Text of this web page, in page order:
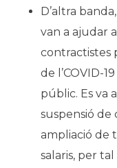
D’altra
van a ajudar
contractistes
de l’COVID-
públic. Es va
suspensió de
ampliació de
salaris, per